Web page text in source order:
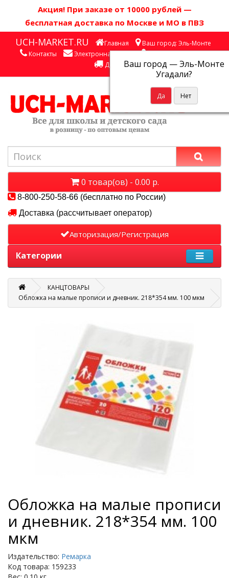
Акция! При заказе от 10000 рублей —
бесплатная доставка по Москве и МО в ПВЗ
UCH-MARKET.RU Главная Ваш город: Эль-Монте
Ваш город —Эль-Монте
Угадали?
Контакты Электронная почта
Личный кабинет
Доставка
0 товар(ов) - 0.00 р.
8-800-250-58-66 (бесплатно по России)
Доставка (рассчитывает оператор)
Авторизация/Регистрация
Категории
КАНЦТОВАРЫ
Обложка на малые прописи и дневник. 218*354 мм. 100 мкм
Обложка на малые прописи
и дневник. 218*354 мм. 100
мкм
Издательство: Ремарка
Код товара: 159233